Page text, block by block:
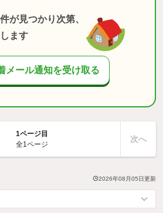
が見つかり次第、
ます
メール通知を受け取る
1ページ目
全1ページ
次へ
2026年08月05日更新